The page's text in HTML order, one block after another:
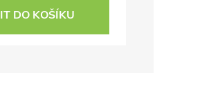
DO KOŠÍKU